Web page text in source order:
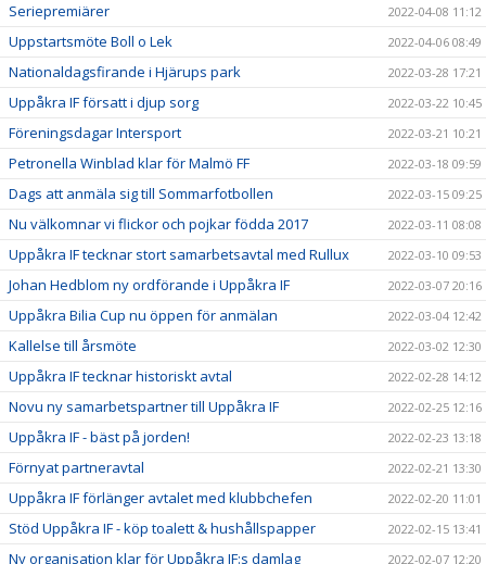
Seriepremiärer 2022-04-08 11:12
Uppstartsmöte Boll o Lek 2022-04-06 08:49
Nationaldagsfirande i Hjärups park 2022-03-28 17:21
Uppåkra IF försatt i djup sorg 2022-03-22 10:45
Föreningsdagar Intersport 2022-03-21 10:21
Petronella Winblad klar för Malmö FF 2022-03-18 09:59
Dags att anmäla sig till Sommarfotbollen 2022-03-15 09:25
Nu välkomnar vi flickor och pojkar födda 2017 2022-03-11 08:08
Uppåkra IF tecknar stort samarbetsavtal med Rullux 2022-03-10 09:53
Johan Hedblom ny ordförande i Uppåkra IF 2022-03-07 20:16
Uppåkra Bilia Cup nu öppen för anmälan 2022-03-04 12:42
Kallelse till årsmöte 2022-03-02 12:30
Uppåkra IF tecknar historiskt avtal 2022-02-28 14:12
Novu ny samarbetspartner till Uppåkra IF 2022-02-25 12:16
Uppåkra IF - bäst på jorden! 2022-02-23 13:18
Förnyat partneravtal 2022-02-21 13:30
Uppåkra IF förlänger avtalet med klubbchefen 2022-02-20 11:01
Stöd Uppåkra IF - köp toalett & hushållspapper 2022-02-15 13:41
Ny organisation klar för Uppåkra IF:s damlag 2022-02-07 12:20